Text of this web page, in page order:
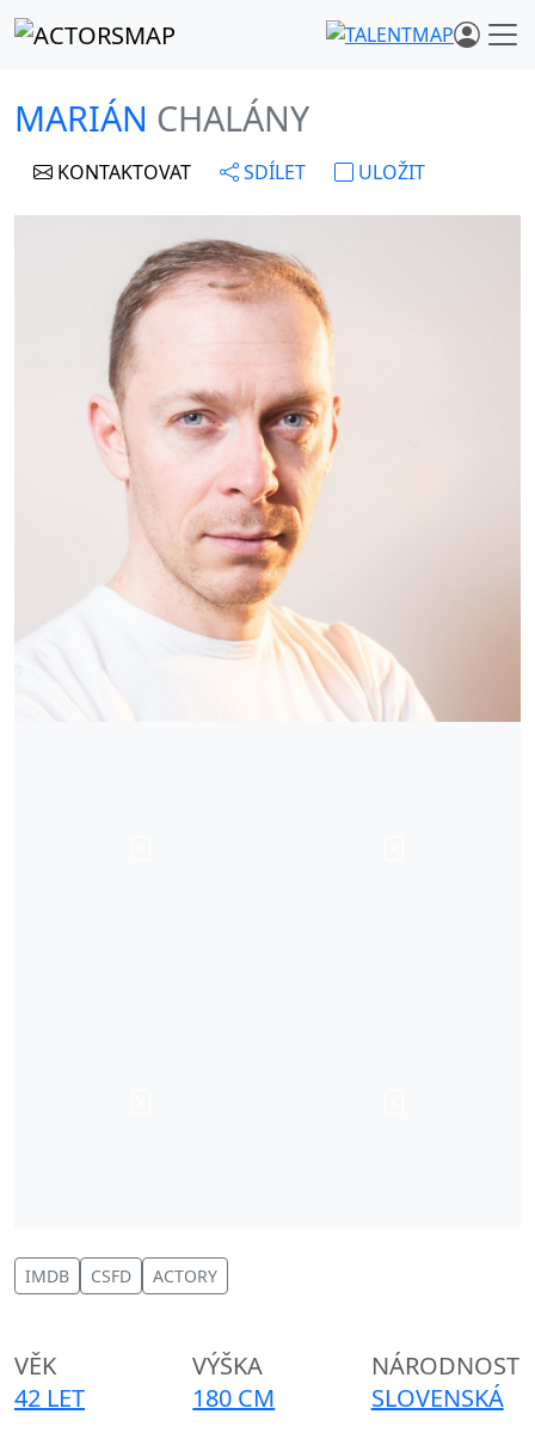
MARIÁN CHALÁNY
KONTAKTOVAT SDÍLET ULOŽIT
IMDB CSFD ACTORY
VĚK
42 LET
VÝŠKA
180 CM
NÁRODNOST
SLOVENSKÁ